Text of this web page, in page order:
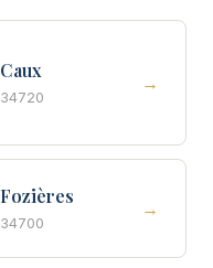
Caux
34720
→
Fozières
34700
→